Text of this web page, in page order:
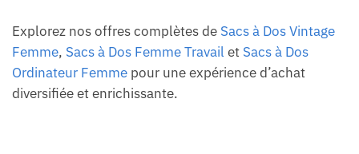
Explorez nos offres complètes de Sacs à Dos Vintage
Femme, Sacs à Dos Femme Travail et Sacs à Dos
Ordinateur Femme pour une expérience d’achat
diversifiée et enrichissante.